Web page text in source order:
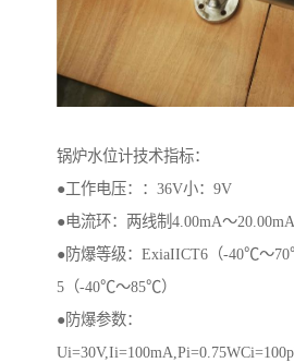
锅炉水位计技术指标：
●工作电压：：36V小：9V
●电流环：两线制4.00mA～20.00mA
●防爆等级：ExiaIICT6（-40℃～
5（-40℃～85℃）
●防爆参数：